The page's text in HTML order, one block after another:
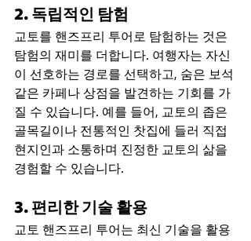
2. 독립적인 탐험
교토를 핸즈프리 투어로 탐험하는 것은
탐험의 재미를 더합니다. 여행자는 자신
이 선호하는 경로를 선택하고, 숨은 보석
같은 카페나 상점을 발견하는 기회를 가
질 수 있습니다. 예를 들어, 교토의 좁은
골목길이나 전통적인 찻집에 들러 직접
현지인과 소통하며 진정한 교토의 삶을
경험할 수 있습니다.
3. 편리한 기술 활용
교토 핸즈프리 투어는 최신 기술을 활용